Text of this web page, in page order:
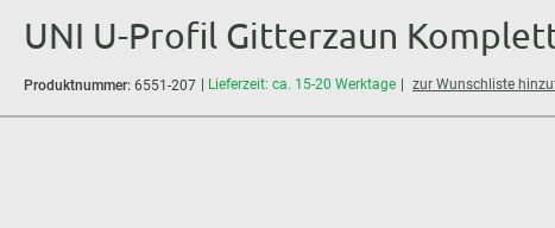
UNI U-Profil Gitterzaun
Produktnummer: 6551-207 Lieferzeit: ca. 15-20 Werktage zur Wunschliste